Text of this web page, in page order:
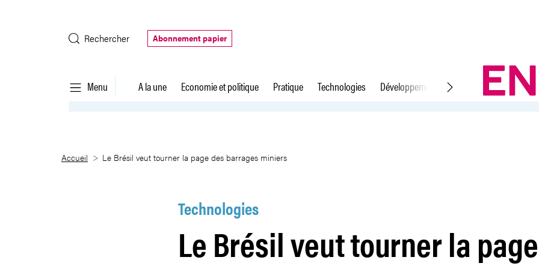
Rechercher
Abonnement papier
Menu A la une Economie et politique Pratique Technologies Développement durable Droit du travail
Le Brésil veut tourner la page des barrages miniers
Accueil Le Brésil veut tourner la page des barrages miniers
Technologies
Le Brésil veut tourner la